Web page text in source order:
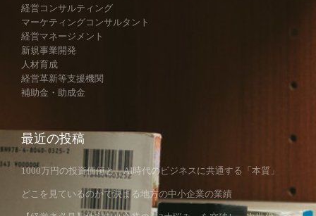
経営コンサルティング
マーケティングコンサルタント
経営マネージメント
新規事業開発
人材育成
経営革新等支援機関
補助金・助成金
最近の投稿
1000万円の投資価値と、AI時代のビジネスに共通する「本質」
どこを見ているのかで決まる地方の中小企業の業績